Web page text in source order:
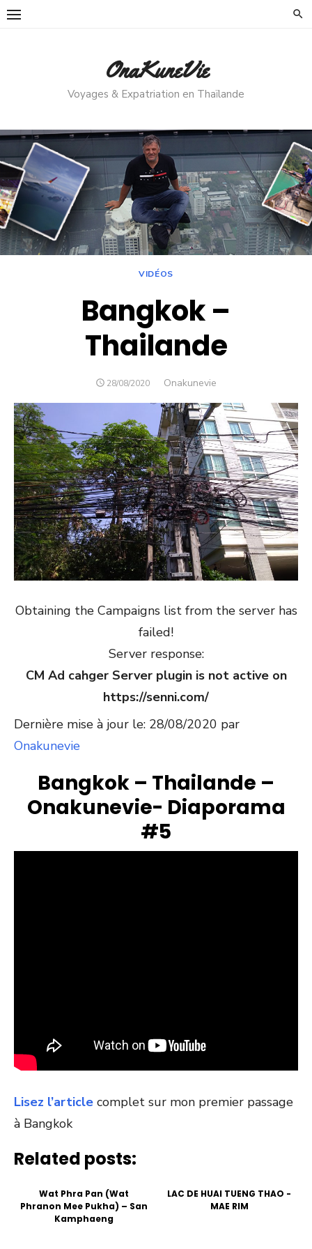
Skip
OnaKuneVie
Voyages & Expatriation en Thaïlande
VIDÉOS
Bangkok –
Thailande
POSTED
28/08/2020 Author
Onakunevie
Obtaining the Campaigns list from the server has
failed!
Server response:
CM Ad cahger Server plugin is not active on
https://senni.com/
Dernière mise à jour le: 28/08/2020 par
Onakunevie
Bangkok – Thailande –
Onakunevie- Diaporama
#5
Lisez l’article complet sur mon premier passage
à Bangkok
Related posts:
Wat Phra Pan (Wat
Phranon Mee Pukha) – San
Kamphaeng
LAC DE HUAI TUENG THAO -
MAE RIM